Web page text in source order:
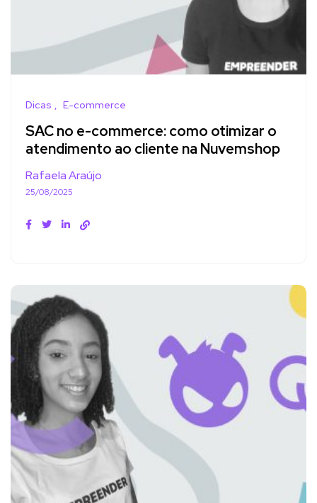
Dicas E-commerce
SAC no e-commerce: como otimizar o
atendimento ao cliente na Nuvemshop
Rafaela Araújo
25/08/2025